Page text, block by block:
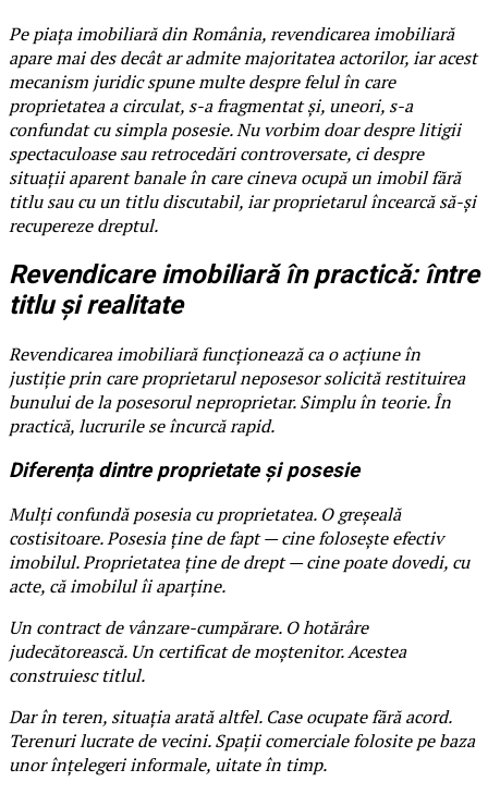
Pe piața imobiliară din România, revendicarea imobiliară
apare mai des decât ar admite majoritatea actorilor, iar acest
mecanism juridic spune multe despre felul în care
proprietatea a circulat, s-a fragmentat și, uneori, s-a
confundat cu simpla posesie. Nu vorbim doar despre litigii
spectaculoase sau retrocedări controversate, ci despre
situații aparent banale în care cineva ocupă un imobil fără
titlu sau cu un titlu discutabil, iar proprietarul încearcă să-și
recupereze dreptul.
Revendicare imobiliară în practică: între
titlu și realitate
Revendicarea imobiliară funcționează ca o acțiune în
justiție prin care proprietarul neposesor solicită restituirea
bunului de la posesorul neproprietar. Simplu în teorie. În
practică, lucrurile se încurcă rapid.
Diferența dintre proprietate și posesie
Mulți confundă posesia cu proprietatea. O greșeală
costisitoare. Posesia ține de fapt — cine folosește efectiv
imobilul. Proprietatea ține de drept — cine poate dovedi, cu
acte, că imobilul îi aparține.
Un contract de vânzare-cumpărare. O hotărâre
judecătorească. Un certificat de moștenitor. Acestea
construiesc titlul.
Dar în teren, situația arată altfel. Case ocupate fără acord.
Terenuri lucrate de vecini. Spații comerciale folosite pe baza
unor înțelegeri informale, uitate în timp.